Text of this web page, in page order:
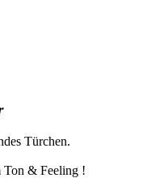
Türchen.
Ton & Feeling !